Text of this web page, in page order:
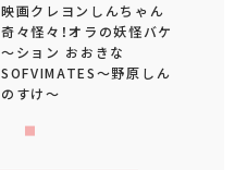
映画クレヨンしんちゃん
奇々怪々！オラの妖怪バケ
～ション おおきな
SOFVIMATES～野原しん
のすけ～